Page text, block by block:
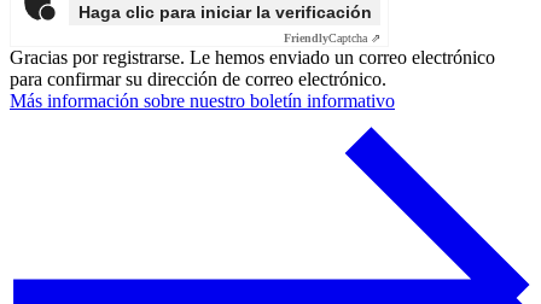
Haga clic para iniciar la verificación
FriendlyCaptcha ⇗
Gracias por registrarse. Le hemos enviado un correo electrónico
para confirmar su dirección de correo electrónico.
Más información sobre nuestro boletín informativo